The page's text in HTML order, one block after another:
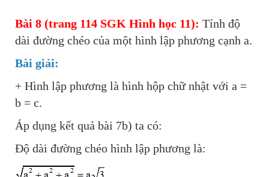
Nhóm ngành nghề
Gương sáng học sinh -
người nổi tiếng
Xu hướng ngành nghề
Hỗ trợ
$ Nạp tiền
Bài 8 (trang 114 SGK Hình học 11): Tính độ
dài đường chéo của một hình lập phương cạnh a.
Bài giải:
+ Hình lập phương là hình hộp chữ nhật với a =
b = c.
Áp dụng kết quả bài 7b) ta có:
Độ dài đường chéo hình lập phương là: